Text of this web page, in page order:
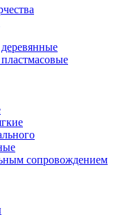
сопровождением